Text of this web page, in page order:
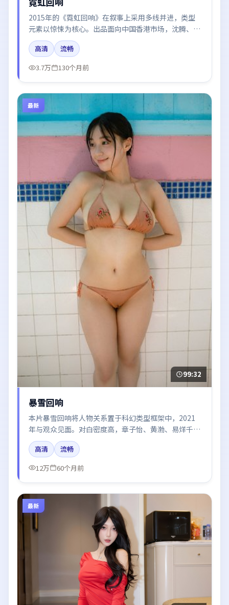
2015年的《霓虹回响》在叙事上采用多线并进，类型
元素以惊悚为核心。出品面向中国香港市场，沈腾、朱
一龙、张子枫、段奕宏所饰角色推动关键反转，结尾留
白引发讨论。
高清
流畅
3.7万
130个月前
最新
99:32
暴雪回响
本片暴雪回响将人物关系置于科幻类型框架中，2021
年与观众见面。对白密度高，章子怡、黄渤、易烊千玺
的台词节奏值得关注；整体气质偏韩国都市与冷色调摄
影。
高清
流畅
12万
60个月前
最新